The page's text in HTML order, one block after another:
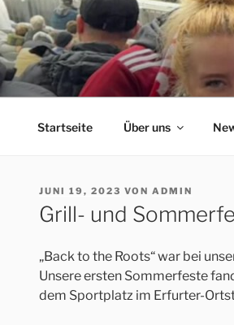
Zum
Inhalt
springen
ERFORDIA
Herzlich Willkommen auf der
Startseite Über uns
VERÖFFENTLICHT
AM
JUNI 19, 2023 VON ADMIN
Grill- und
„Back to the Roots“ war bei
Unsere ersten Sommerfeste
dem Sportplatz im Erfurter-